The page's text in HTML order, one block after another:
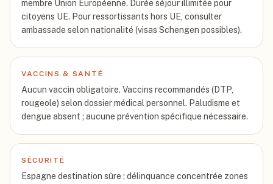
membre Union Européenne. Durée séjour illimitée pour
citoyens UE. Pour ressortissants hors UE, consulter
ambassade selon nationalité (visas Schengen possibles).
VACCINS & SANTÉ
Aucun vaccin obligatoire. Vaccins recommandés (DTP,
rougeole) selon dossier médical personnel. Paludisme et
dengue absent ; aucune prévention spécifique nécessaire.
SÉCURITÉ
Espagne destination sûre ; délinquance concentrée zones